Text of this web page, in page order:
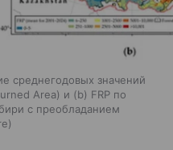
среднегодовых значений
Area) и (b) FRP по
с преобладанием